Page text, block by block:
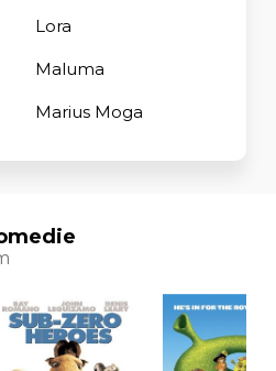
Lora
Maluma
Marius Moga